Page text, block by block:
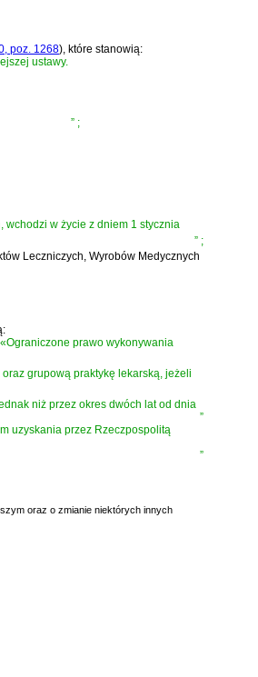
poz. 1268), które stanowią:
ustawy.
” ;
wchodzi w życie z dniem 1 stycznia
” ;
Leczniczych, Wyrobów Medycznych
prawo wykonywania
grupową praktykę lekarską, jeżeli
niż przez okres dwóch lat od dnia
”
uzyskania przez Rzeczpospolitą
”
oraz o zmianie niektórych innych